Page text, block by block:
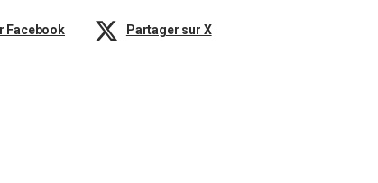
Facebook Partager sur X